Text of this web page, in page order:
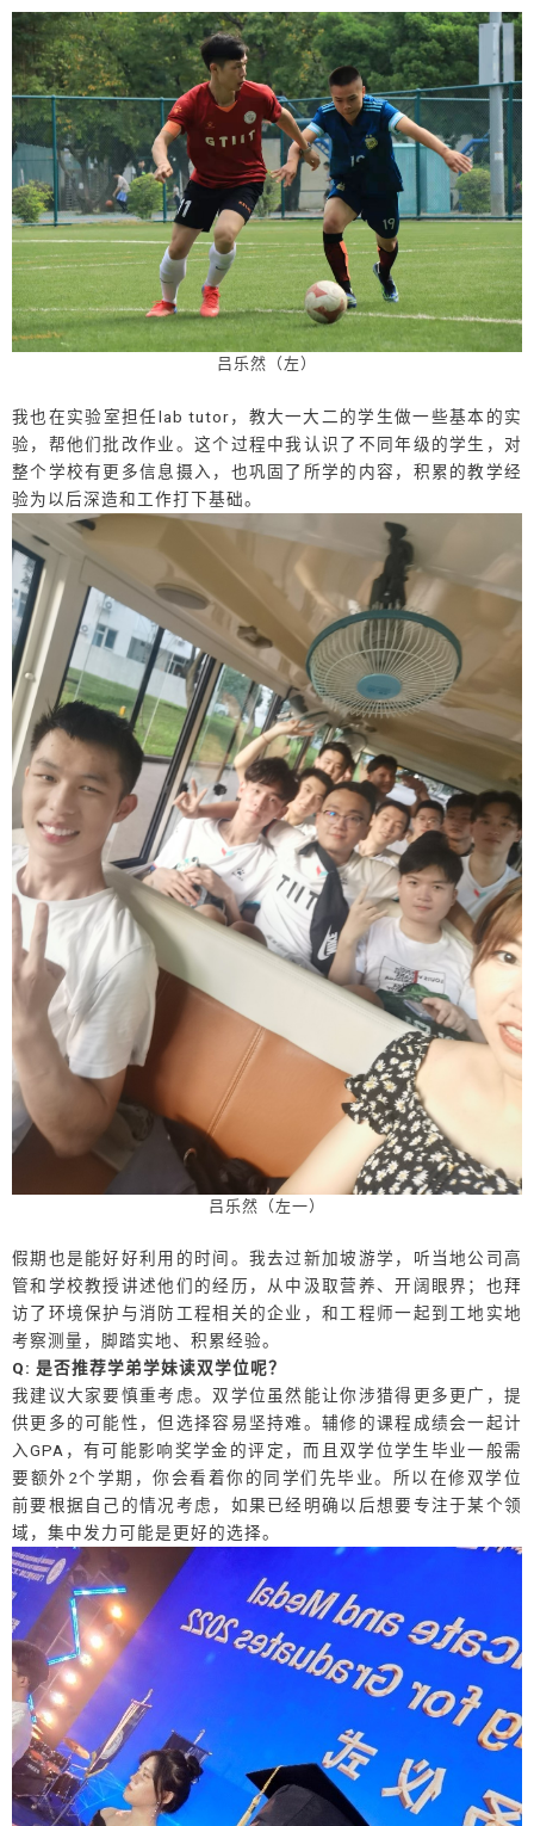
吕乐然（左）
我也在实验室担任lab tutor，教大一大二的学生做一些基本的实
验，帮他们批改作业。这个过程中我认识了不同年级的学生，对
整个学校有更多信息摄入，也巩固了所学的内容，积累的教学经
验为以后深造和工作打下基础。
吕乐然（左一）
假期也是能好好利用的时间。我去过新加坡游学，听当地公司高
管和学校教授讲述他们的经历，从中汲取营养、开阔眼界；也拜
访了环境保护与消防工程相关的企业，和工程师一起到工地实地
考察测量，脚踏实地、积累经验。
Q: 是否推荐学弟学妹读双学位呢？
我建议大家要慎重考虑。双学位虽然能让你涉猎得更多更广，提
供更多的可能性，但选择容易坚持难。辅修的课程成绩会一起计
入GPA，有可能影响奖学金的评定，而且双学位学生毕业一般需
要额外2个学期，你会看着你的同学们先毕业。所以在修双学位
前要根据自己的情况考虑，如果已经明确以后想要专注于某个领
域，集中发力可能是更好的选择。